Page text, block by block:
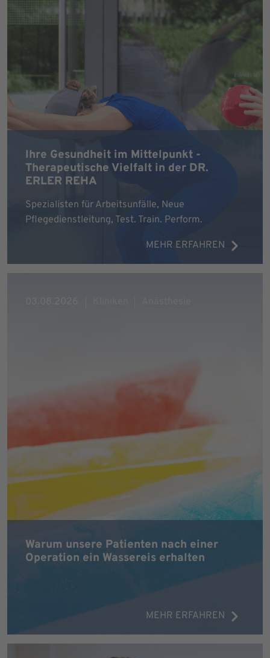
Ihre Gesundheit im Mittelpunkt -
Therapeutische Vielfalt in der DR.
ERLER REHA
Spezialisten für Arbeitsunfälle, Neue
Pflegedienstleitung, Test. Train. Perform.
MEHR ERFAHREN
Warum unsere Patienten nach einer
Operation ein Wassereis erhalten
MEHR ERFAHREN